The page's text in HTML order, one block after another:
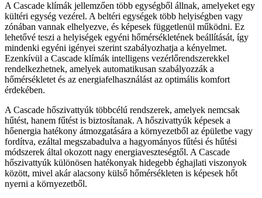
A Cascade klímák jellemzően több egységből állnak, amelyeket egy
kültéri egység vezérel. A beltéri egységek több helyiségben vagy
zónában vannak elhelyezve, és képesek függetlenül működni. Ez
lehetővé teszi a helyiségek egyéni hőmérsékletének beállítását, így
mindenki egyéni igényei szerint szabályozhatja a kényelmet.
Ezenkívül a Cascade klímák intelligens vezérlőrendszerekkel
rendelkezhetnek, amelyek automatikusan szabályozzák a
hőmérsékletet és az energiafelhasználást az optimális komfort
érdekében.
A Cascade hőszivattyúk többcélú rendszerek, amelyek nemcsak
hűtést, hanem fűtést is biztosítanak. A hőszivattyúk képesek a
hőenergia hatékony átmozgatására a környezetből az épületbe vagy
fordítva, ezáltal megszabadulva a hagyományos fűtési és hűtési
módszerek által okozott nagy energiaveszteségtől. A Cascade
hőszivattyúk különösen hatékonyak hidegebb éghajlati viszonyok
között, mivel akár alacsony külső hőmérsékleten is képesek hőt
nyerni a környezetből.